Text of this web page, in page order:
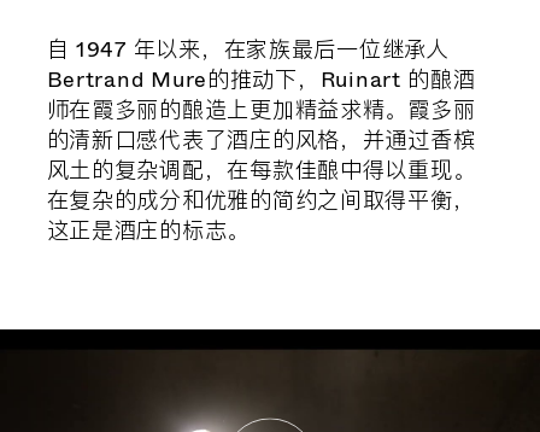
自 1947 年以来，在家族最后一位继承人
Bertrand Mure的推动下，Ruinart 的酿酒
师在霞多丽的酿造上更加精益求精。霞多丽
的清新口感代表了酒庄的风格，并通过香槟
风土的复杂调配，在每款佳酿中得以重现。
在复杂的成分和优雅的简约之间取得平衡，
这正是酒庄的标志。